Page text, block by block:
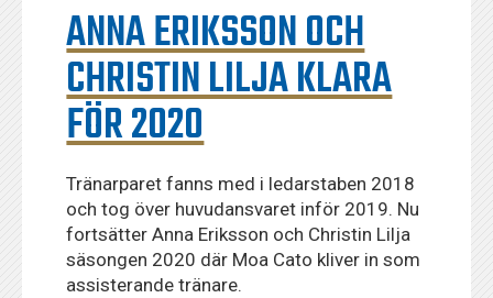
ANNA ERIKSSON OCH
CHRISTIN LILJA KLARA
FÖR 2020
Tränarparet fanns med i ledarstaben 2018
och tog över huvudansvaret inför 2019. Nu
fortsätter Anna Eriksson och Christin Lilja
säsongen 2020 där Moa Cato kliver in som
assisterande tränare.